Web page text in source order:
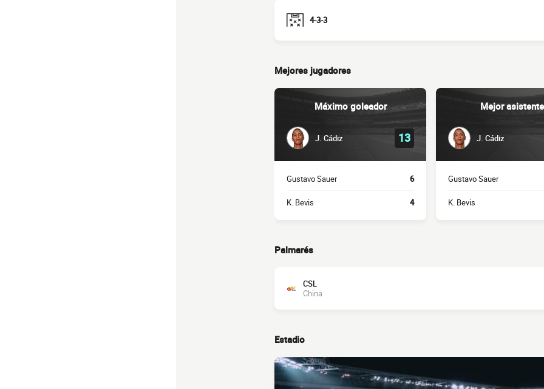
4-3-3
Mejores jugadores
Máximo goleador
J. Cádiz 13
Gustavo Sauer 6
K. Bevis 4
Mejor asistente
J. Cádiz
Gustavo Sauer
K. Bevis
Palmarés
CSL
China
Estadio